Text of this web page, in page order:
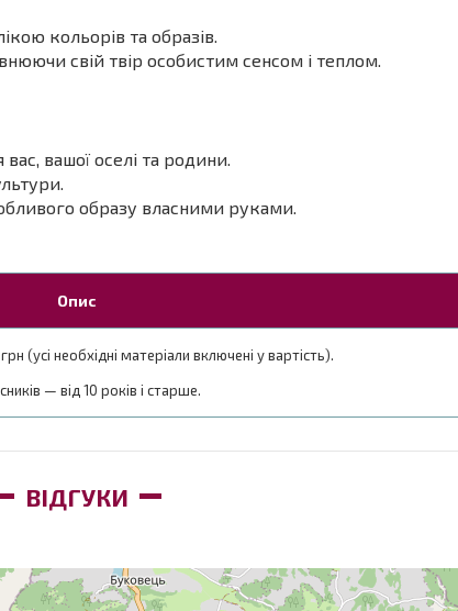
кольорів та образів.
свій твір особистим сенсом і теплом.
вашої оселі та родини.
образу власними руками.
Опис
(усі необхідні матеріали включені у вартість).
— від 10 років і старше.
ВІДГУКИ